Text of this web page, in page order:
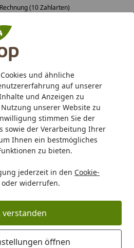
und ähnliche
auf unserer
und Anzeigen zu
unserer Website zu
stimmen Sie der
sowie der Verarbeitung Ihrer
Ihnen ein bestmögliches
zu bieten.
jederzeit in den Cookie-
oder widerrufen.
verstanden
öffnen
(10 Zahlarten)
Sandfilteranlage & Pool-
bis 468,99€)
Vordach Gutta Vordach BS &
Vordach o.
Wunschkategorie
300 cm Breite
Standardmaße 160, 200, 300 cm Breite Sonderbreite